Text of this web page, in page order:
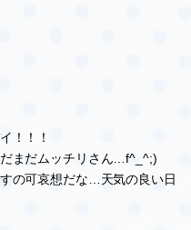
！！！
まだムッチリさん…f^_^;)
の可哀想だな…天気の良い日